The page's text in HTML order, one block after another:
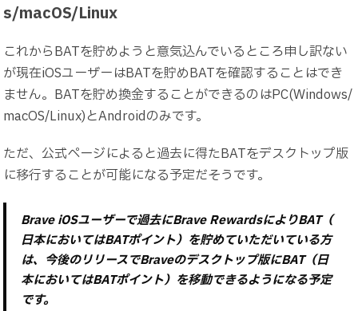
s/macOS/Linux
これからBATを貯めようと意気込んでいるところ申し訳ない
が現在iOSユーザーはBATを貯めBATを確認することはでき
ません。BATを貯め換金することができるのはPC(Windows/
macOS/Linux)とAndroidのみです。
ただ、公式ページによると過去に得たBATをデスクトップ版
に移行することが可能になる予定だそうです。
Brave iOSユーザーで過去にBrave RewardsによりBAT（
日本においてはBATポイント）を貯めていただいている方
は、今後のリリースでBraveのデスクトップ版にBAT（日
本においてはBATポイント）を移動できるようになる予定
です。